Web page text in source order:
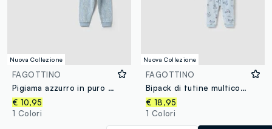
Nuova Collezione
FAGOTTINO
Pigiama azzurro in puro cotone organico a girocollo per neonato e bimbo
€ 10,95
1 Colori
Nuova Collezione
FAGOTTINO
Bipack di tutine multicolor in misto cotone con bottoni a pressione per neonato
€ 18,95
1 Colori